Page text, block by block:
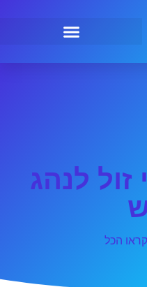
זול לנהג
הכל